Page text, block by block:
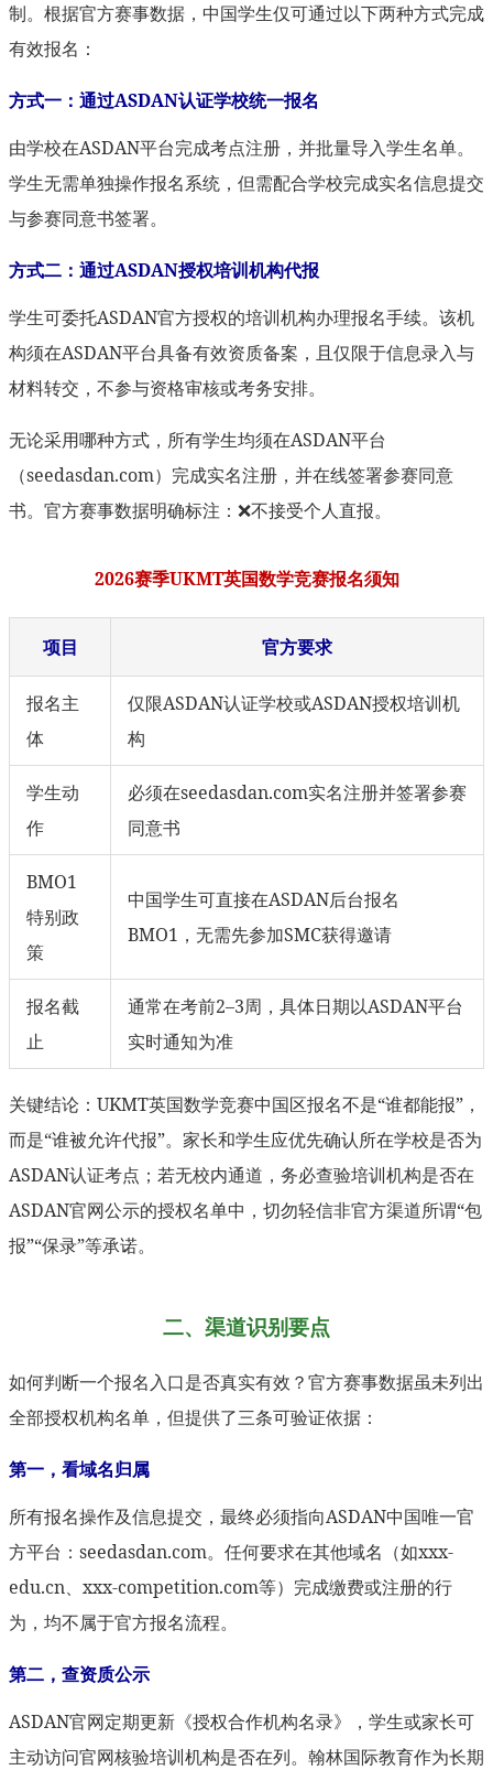
制。根据官方赛事数据，中国学生仅可通过以下两种方式完成
有效报名：
方式一：通过ASDAN认证学校统一报名
由学校在ASDAN平台完成考点注册，并批量导入学生名单。
学生无需单独操作报名系统，但需配合学校完成实名信息提交
与参赛同意书签署。
方式二：通过ASDAN授权培训机构代报
学生可委托ASDAN官方授权的培训机构办理报名手续。该机
构须在ASDAN平台具备有效资质备案，且仅限于信息录入与
材料转交，不参与资格审核或考务安排。
无论采用哪种方式，所有学生均须在ASDAN平台
（seedasdan.com）完成实名注册，并在线签署参赛同意
书。官方赛事数据明确标注：❌不接受个人直报。
2026赛季UKMT英国数学竞赛报名须知
项目 官方要求
报名主
体
仅限ASDAN认证学校或ASDAN授权培训机
构
学生动
作
必须在seedasdan.com实名注册并签署参赛
同意书
BMO1
特别政
策
中国学生可直接在ASDAN后台报名
BMO1，无需先参加SMC获得邀请
报名截
止
通常在考前2–3周，具体日期以ASDAN平台
实时通知为准
关键结论：UKMT英国数学竞赛中国区报名不是“谁都能报”，
而是“谁被允许代报”。家长和学生应优先确认所在学校是否为
ASDAN认证考点；若无校内通道，务必查验培训机构是否在
ASDAN官网公示的授权名单中，切勿轻信非官方渠道所谓“包
报”“保录”等承诺。
二、渠道识别要点
如何判断一个报名入口是否真实有效？官方赛事数据虽未列出
全部授权机构名单，但提供了三条可验证依据：
第一，看域名归属
所有报名操作及信息提交，最终必须指向ASDAN中国唯一官
方平台：seedasdan.com。任何要求在其他域名（如xxx-
edu.cn、xxx-competition.com等）完成缴费或注册的行
为，均不属于官方报名流程。
第二，查资质公示
ASDAN官网定期更新《授权合作机构名录》，学生或家长可
主动访问官网核验培训机构是否在列。翰林国际教育作为长期